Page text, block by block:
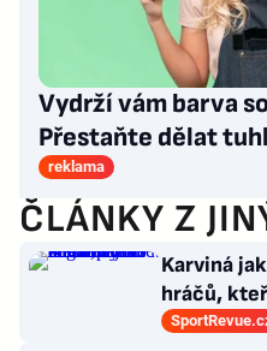
Vydrží vám barva
Přestaňte dělat
reklama
ČLÁNKY Z
Karviná
hráčů,
probili k